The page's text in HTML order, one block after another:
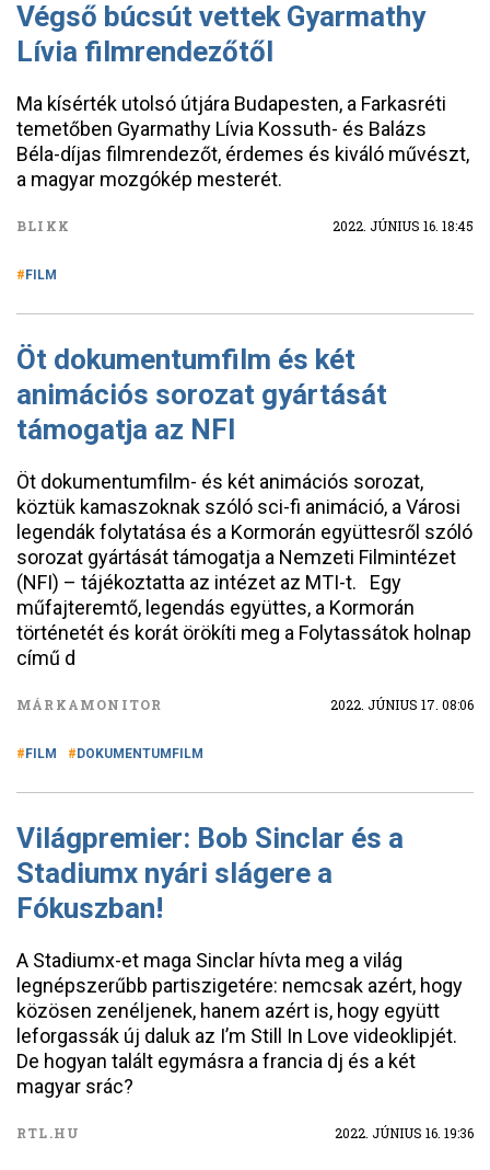
Végső búcsút vettek Gyarmathy
Lívia filmrendezőtől
Ma kísérték utolsó útjára Budapesten, a Farkasréti
temetőben Gyarmathy Lívia Kossuth- és Balázs
Béla-díjas filmrendezőt, érdemes és kiváló művészt,
a magyar mozgókép mesterét.
BLIKK 2022. JÚNIUS 16. 18:45
FILM
Öt dokumentumfilm és két
animációs sorozat gyártását
támogatja az NFI
Öt dokumentumfilm- és két animációs sorozat,
köztük kamaszoknak szóló sci-fi animáció, a Városi
legendák folytatása és a Kormorán együttesről szóló
sorozat gyártását támogatja a Nemzeti Filmintézet
(NFI) – tájékoztatta az intézet az MTI-t. Egy
műfajteremtő, legendás együttes, a Kormorán
történetét és korát örökíti meg a Folytassátok holnap
című d
MÁRKAMONITOR 2022. JÚNIUS 17. 08:06
FILM DOKUMENTUMFILM
Világpremier: Bob Sinclar és a
Stadiumx nyári slágere a
Fókuszban!
A Stadiumx-et maga Sinclar hívta meg a világ
legnépszerűbb partiszigetére: nemcsak azért, hogy
közösen zenéljenek, hanem azért is, hogy együtt
leforgassák új daluk az I’m Still In Love videoklipjét.
De hogyan talált egymásra a francia dj és a két
magyar srác?
RTL.HU 2022. JÚNIUS 16. 19:36